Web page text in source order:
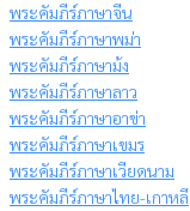
พระคัมภีร์ภาษาจีน
พระคัมภีร์ภาษาพม่า
พระคัมภีร์ภาษาม้ง
พระคัมภีร์ภาษาลาว
พระคัมภีร์ภาษาอาข่า
พระคัมภีร์ภาษาเขมร
พระคัมภีร์ภาษาเวียดนาม
พระคัมภีร์ภาษาไทย-เกาหลี